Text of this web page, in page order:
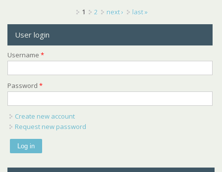
1 2 next › last »
User login
Username *
Password *
Create new account
Request new password